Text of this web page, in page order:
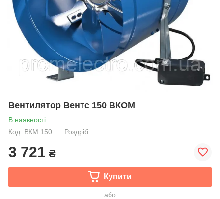
Вентилятор Вентс 150 ВКОМ
В наявності
Код: ВКМ 150
Роздріб
3 721 ₴
Купити
або